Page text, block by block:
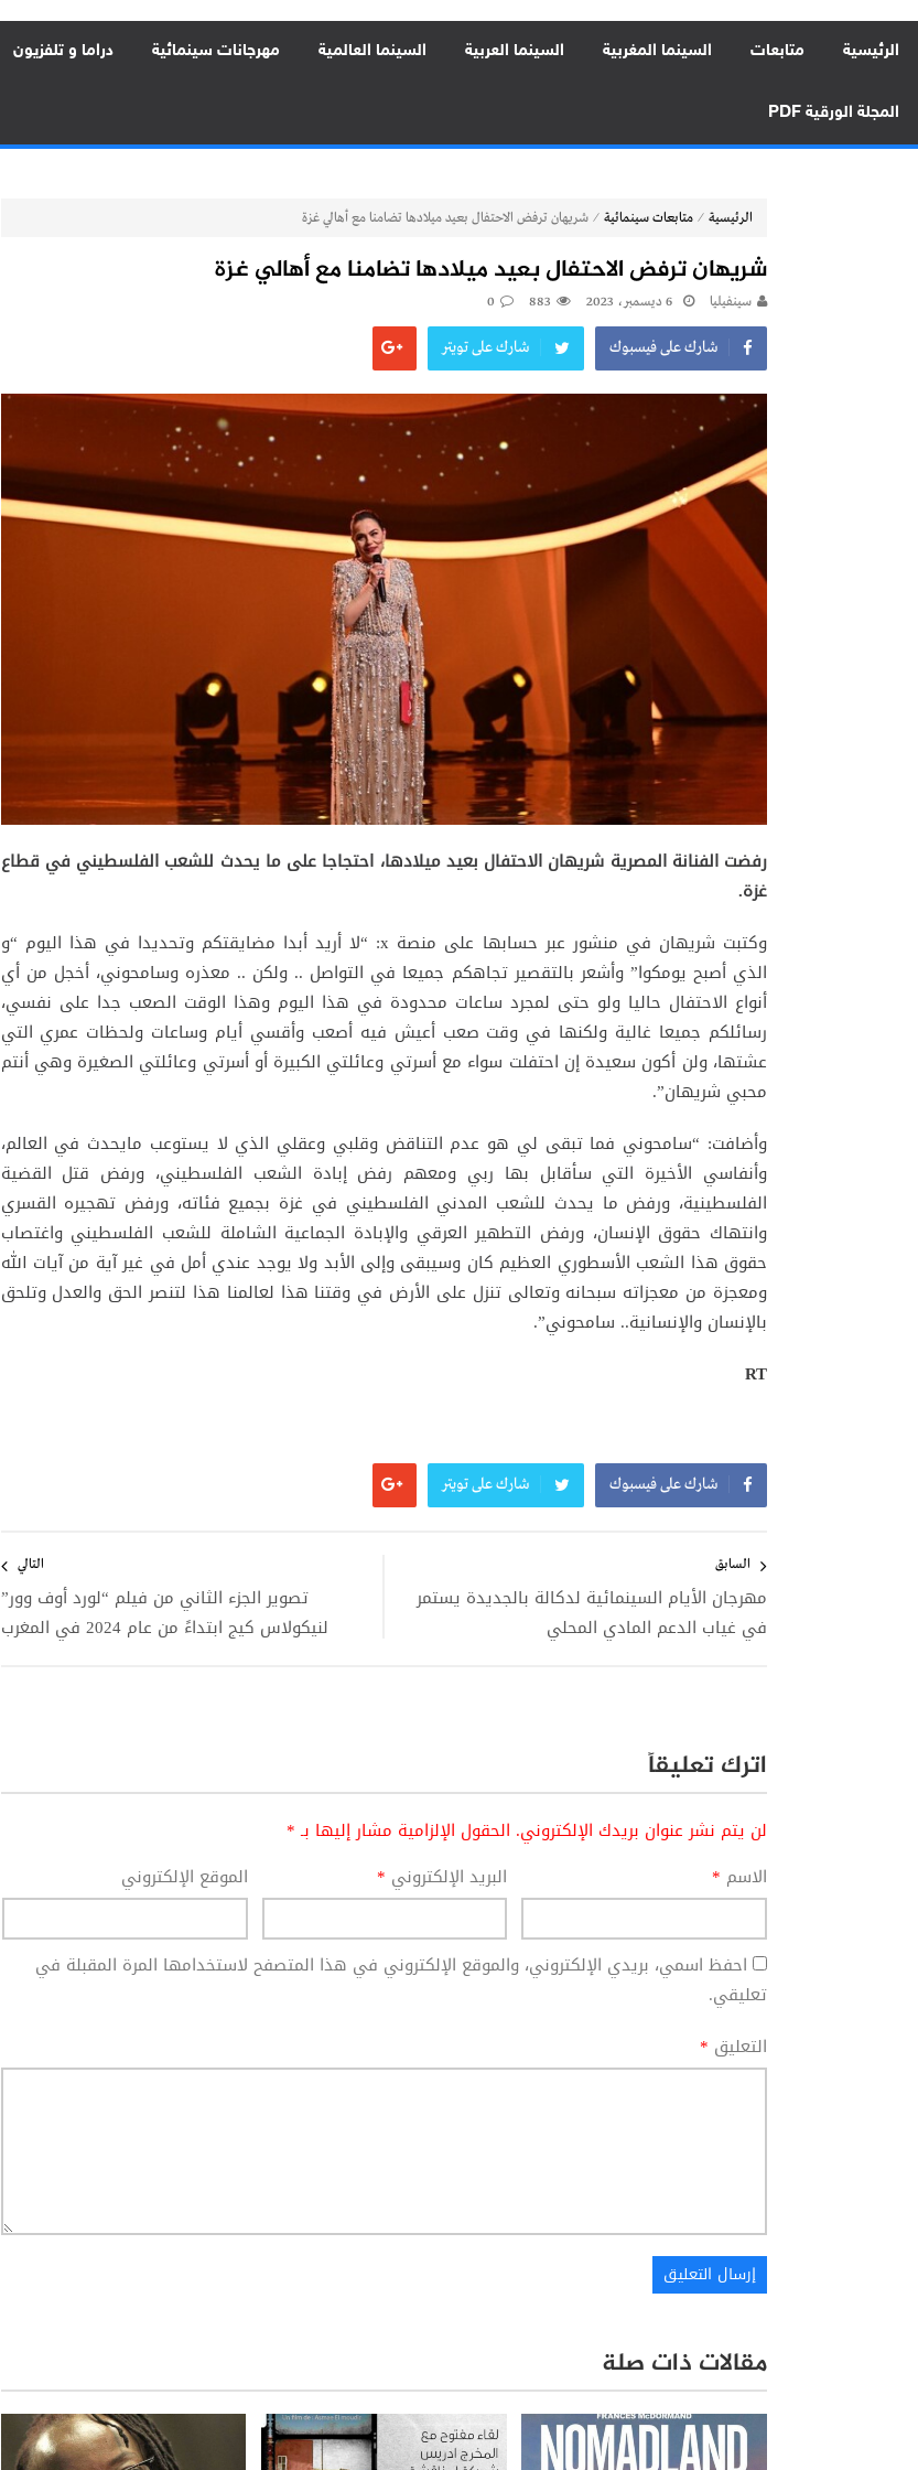
الرئيسية متابعات السينما المغربية السينما العربية السينما العالمية مهرجانات سينمائية دراما و تلفزيون
المجلة الورقية PDF
الرئيسية ⁄ متابعات سينمائية ⁄ شريهان ترفض الاحتفال بعيد ميلادها تضامنا مع أهالي غزة
شريهان ترفض الاحتفال بعيد ميلادها تضامنا مع أهالي غزة
سينفيليا 6 ديسمبر، 2023 883
0
شارك على فيسبوك شارك على تويتر
رفضت الفنانة المصرية شريهان الاحتفال بعيد ميلادها، احتجاجا على ما يحدث للشعب الفلسطيني في قطاع
غزة.
وكتبت شريهان في منشور عبر حسابها على منصة x: “لا أريد أبدا مضايقتكم وتحديدا في هذا اليوم “و
الذي أصبح يومكوا” وأشعر بالتقصير تجاهكم جميعا في التواصل .. ولكن .. معذره وسامحوني، أخجل من أي
أنواع الاحتفال حاليا ولو حتى لمجرد ساعات محدودة في هذا اليوم وهذا الوقت الصعب جدا على نفسي،
رسائلكم جميعا غالية ولكنها في وقت صعب أعيش فيه أصعب وأقسي أيام وساعات ولحظات عمري التي
عشتها، ولن أكون سعيدة إن احتفلت سواء مع أسرتي وعائلتي الكبيرة أو أسرتي وعائلتي الصغيرة وهي أنتم
محبي شريهان”.
وأضافت: “سامحوني فما تبقى لي هو عدم التناقض وقلبي وعقلي الذي لا يستوعب مايحدث في العالم،
وأنفاسي الأخيرة التي سأقابل بها ربي ومعهم رفض إبادة الشعب الفلسطيني، ورفض قتل القضية
الفلسطينية، ورفض ما يحدث للشعب المدني الفلسطيني في غزة بجميع فئاته، ورفض تهجيره القسري
وانتهاك حقوق الإنسان، ورفض التطهير العرقي والإبادة الجماعية الشاملة للشعب الفلسطيني واغتصاب
حقوق هذا الشعب الأسطوري العظيم كان وسيبقى وإلى الأبد ولا يوجد عندي أمل في غير آية من آيات الله
ومعجزة من معجزاته سبحانه وتعالى تنزل على الأرض في وقتنا هذا لعالمنا هذا لتنصر الحق والعدل وتلحق
بالإنسان والإنسانية.. سامحوني”.
RT
شارك على فيسبوك شارك على تويتر
المقالات
السابق
مهرجان الأيام السينمائية لدكالة بالجديدة يستمر
في غياب الدعم المادي المحلي
التالي
تصوير الجزء الثاني من فيلم “لورد أوف وور”
لنيكولاس كيج ابتداءً من عام 2024 في المغرب
اترك تعليقاً
لن يتم نشر عنوان بريدك الإلكتروني. الحقول الإلزامية مشار إليها بـ*
الاسم * البريد الإلكتروني * الموقع الإلكتروني
احفظ اسمي، بريدي الإلكتروني، والموقع الإلكتروني في هذا المتصفح لاستخدامها المرة المقبلة في
تعليقي.
التعليق *
مقالات ذات صلة